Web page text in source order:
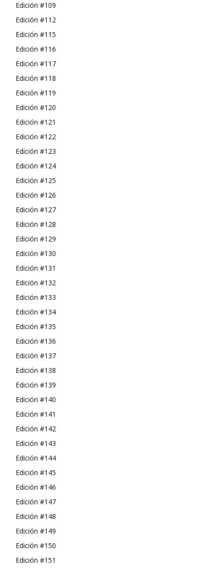
Edición #109
Edición #112
Edición #115
Edición #116
Edición #117
Edición #118
Edición #119
Edición #120
Edición #121
Edición #122
Edición #123
Edición #124
Edición #125
Edición #126
Edición #127
Edición #128
Edición #129
Edición #130
Edición #131
Edición #132
Edición #133
Edición #134
Edición #135
Edición #136
Edición #137
Edición #138
Edición #139
Edición #140
Edición #141
Edición #142
Edición #143
Edición #144
Edición #145
Edición #146
Edición #147
Edición #148
Edición #149
Edición #150
Edición #151